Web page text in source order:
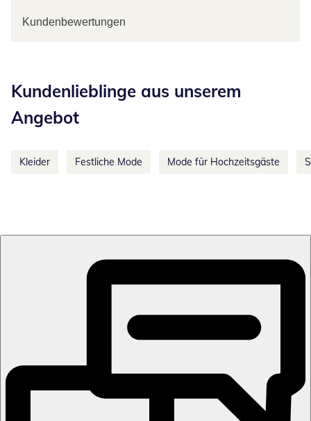
Kundenbewertungen
Kundenlieblinge aus unserem
Angebot
Kleider Festliche Mode Mode für Hochzeitsgäste